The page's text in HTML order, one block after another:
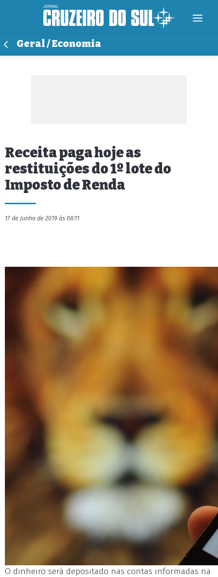
Geral / Economia
Receita paga hoje as
restituições do 1º lote do
Imposto de Renda
17 de Junho de 2019 às 08:11
O dinheiro será depositado nas contas informadas na